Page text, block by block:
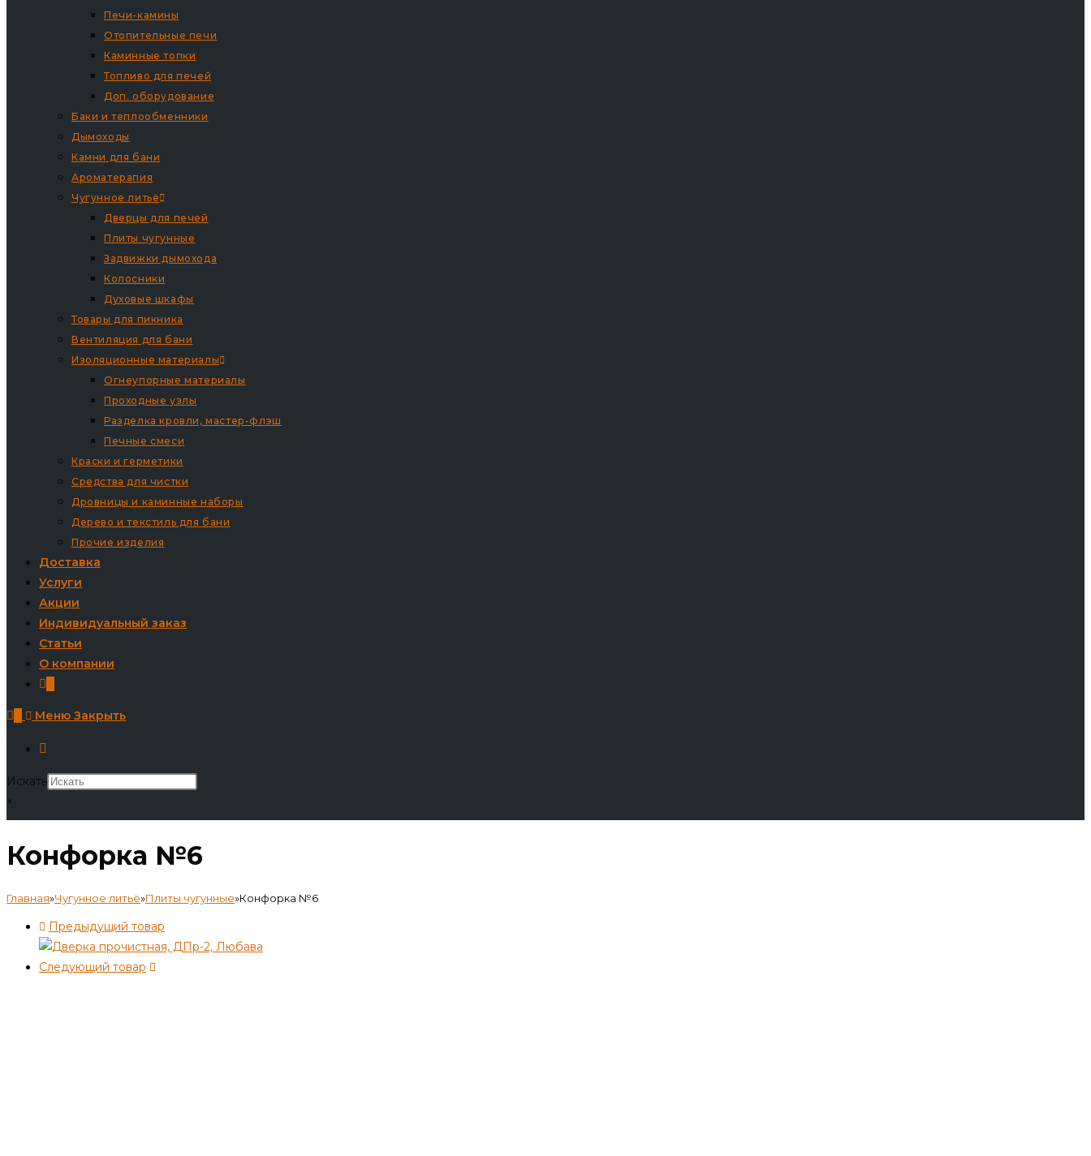
Печи-камины
Отопительные печи
Каминные топки
Топливо для печей
Доп. оборудование
Баки и теплообменники
Дымоходы
Камни для бани
Ароматерапия
Чугунное литьё
Дверцы для печей
Плиты чугунные
Задвижки дымохода
Колосники
Духовые шкафы
Товары для пикника
Вентиляция для бани
Изоляционные материалы
Огнеупорные материалы
Проходные узлы
Разделка кровли, мастер-флэш
Печные смеси
Краски и герметики
Средства для чистки
Дровницы и каминные наборы
Дерево и текстиль для бани
Прочие изделия
Доставка
Услуги
Акции
Индивидуальный заказ
Статьи
О компании
Меню Закрыть
Искать
×
Конфорка №6
Главная»Чугунное литьё»Плиты чугунные»Конфорка №6
Предыдущий товар
Следующий товар